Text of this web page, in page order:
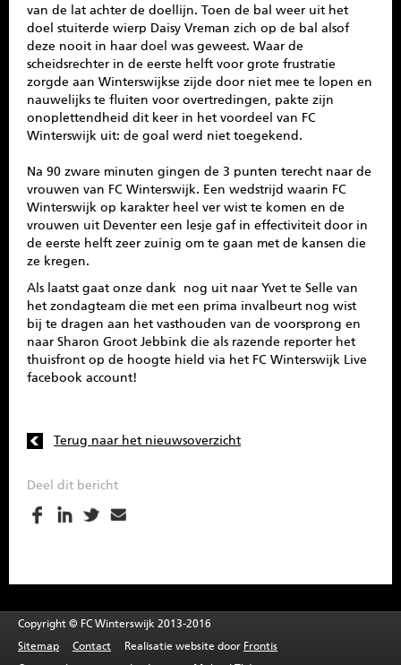
van de lat achter de doellijn. Toen de bal weer uit het
doel stuiterde wierp Daisy Vreman zich op de bal alsof
deze nooit in haar doel was geweest. Waar de
scheidsrechter in de eerste helft voor grote frustratie
zorgde aan Winterswijkse zijde door niet mee te lopen en
nauwelijks te fluiten voor overtredingen, pakte zijn
onoplettendheid dit keer in het voordeel van FC
Winterswijk uit: de goal werd niet toegekend.
Na 90 zware minuten gingen de 3 punten terecht naar de
vrouwen van FC Winterswijk. Een wedstrijd waarin FC
Winterswijk op karakter heel ver wist te komen en de
vrouwen uit Deventer een lesje gaf in effectiviteit door in
de eerste helft zeer zuinig om te gaan met de kansen die
ze kregen.
Als laatst gaat onze dank nog uit naar Yvet te Selle van
het zondagteam die met een prima invalbeurt nog wist
bij te dragen aan het vasthouden van de voorsprong en
naar Sharon Groot Jebbink die als razende reporter het
thuisfront op de hoogte hield via het FC Winterswijk Live
facebook account!
Terug naar het nieuwsoverzicht
Deel dit bericht
Copyright © FC Winterswijk 2013-2016
Sitemap Contact Realisatie website door Frontis